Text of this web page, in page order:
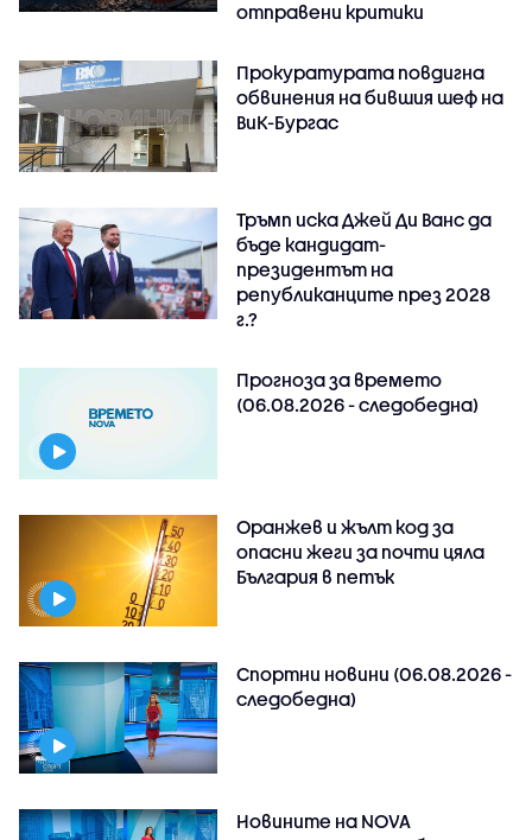
отправени критики
Прокуратурата повдигна
обвинения на бившия шеф на
ВиК-Бургас
Тръмп иска Джей Ди Ванс да
бъде кандидат-
президентът на
републиканците през 2028
г.?
Прогноза за времето
(06.08.2026 - следобедна)
Оранжев и жълт код за
опасни жеги за почти цяла
България в петък
Спортни новини (06.08.2026 -
следобедна)
Новините на NOVA